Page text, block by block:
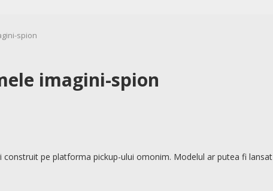
spion
imagini-spion
construit pe platforma pickup-ului omonim. Modelul ar putea fi lansat